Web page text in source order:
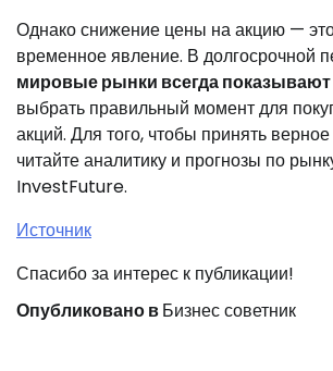
Однако снижение цены на акцию —
временное явление. В долгосрочной
мировые рынки всегда показывают
выбрать правильный момент для
акций. Для того, чтобы принять
читайте аналитику и прогнозы по
InvestFuture.
Источник
Спасибо за интерес к публикации!
Опубликовано вБизнес советник